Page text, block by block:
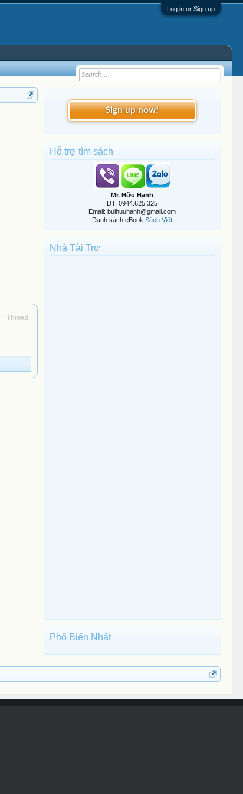
Log in or Sign up
Thread
Sign up now!
Hỗ trợ tìm sách
Mr. Hữu Hạnh
ĐT: 0944.625.325
Email: buihuuhanh@gmail.com
Danh sách eBook Sách Việt
Nhà Tài Trợ
Phổ Biến Nhất